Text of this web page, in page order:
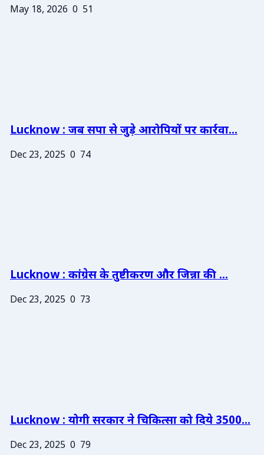
May 18, 2026 0 51
Lucknow : जब सपा से जुड़े आरोपियों पर कार्रवा...
Dec 23, 2025 0 74
Lucknow : कांग्रेस के तुष्टीकरण और जिन्ना की ...
Dec 23, 2025 0 73
Lucknow : योगी सरकार ने चिकित्सा को दिये 3500...
Dec 23, 2025 0 79